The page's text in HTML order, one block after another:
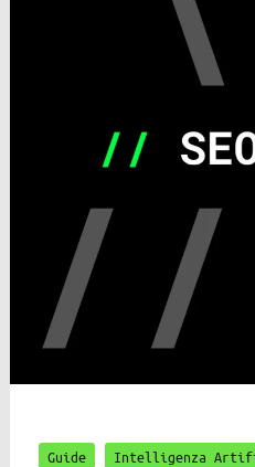
Guide Intelligenza